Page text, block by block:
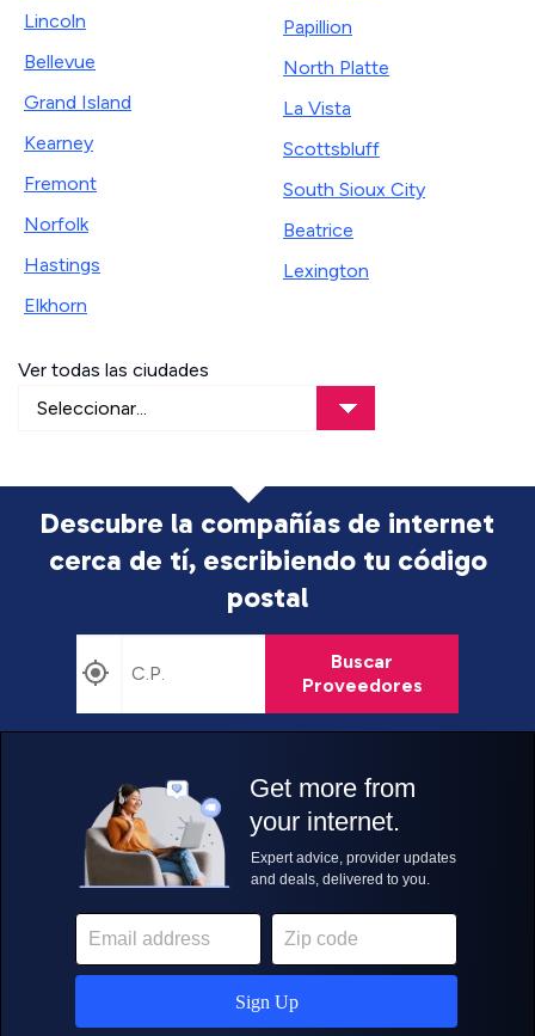
Lincoln
Bellevue
Grand Island
Kearney
Fremont
Norfolk
Hastings
Elkhorn
Papillion
North Platte
La Vista
Scottsbluff
South Sioux City
Beatrice
Lexington
Ver todas las ciudades
Descubre la compañías de internet
cerca de tí, escribiendo tu código
postal
Buscar
Proveedores